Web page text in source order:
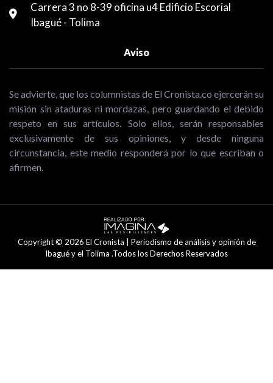
Carrera 3 no 8-39 oficina u4 Edificio Escorial
Ibagué - Tolima
Aviso
Se advierte, que los columnistas de El Cronista.co ejercerán su
misión sin ataduras ni mordazas, pero guardando el debido
respeto en sus artículos. Solo ellos, serán responsables
exclusivamente de sus opiniones, y desde ninguna
circunstancia, este medio responderá por lo que escriban o
afirmen.
Copyright © 2026 El Cronista | Periodismo de análisis y opinión de
Ibagué y el Tolima .Todos los Derechos Reservados